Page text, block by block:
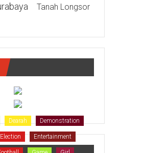
Tanah Longsor
Dearah Demonstration
Election Entertainment